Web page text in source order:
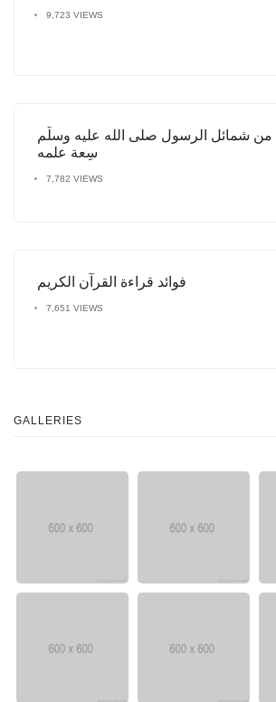
9,723 VIEWS
من شمائل الرسول صلى الله عليه وسلَّم
سِعة علمه
7,782 VIEWS
فوائد قراءة القرآن الكريم
7,651 VIEWS
GALLERIES